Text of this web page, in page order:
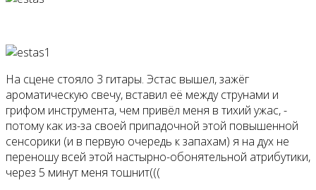
На сцене стояло 3 гитары. Эстас вышел, зажёг
ароматическую свечу, вставил её между струнами и
грифом инструмента, чем привёл меня в тихий ужас, -
потому как из-за своей припадочной этой повышенной
сенсорики (и в первую очередь к запахам) я на дух не
переношу всей этой настырно-обонятельной атрибутики,
через 5 минут меня тошнит(((